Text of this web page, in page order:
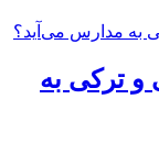
و ترکی به